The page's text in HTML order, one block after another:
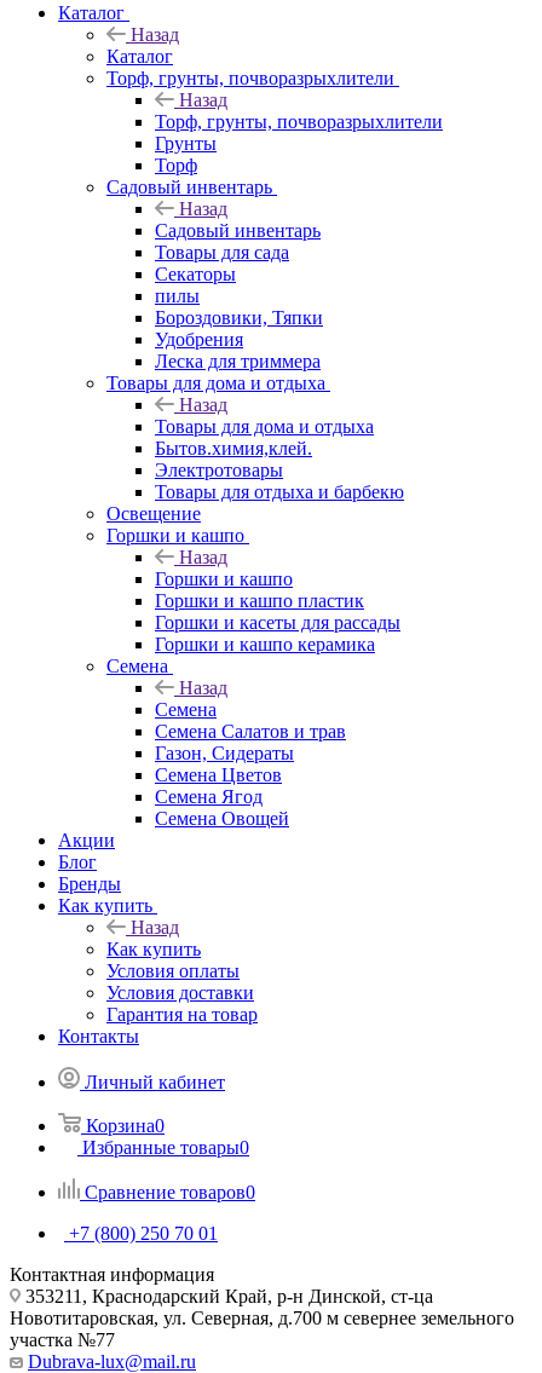
Каталог
Назад
Каталог
Торф, грунты, почворазрыхлители
Назад
Торф, грунты, почворазрыхлители
Грунты
Торф
Садовый инвентарь
Назад
Садовый инвентарь
Товары для сада
Секаторы
пилы
Бороздовики, Тяпки
Удобрения
Леска для триммера
Товары для дома и отдыха
Назад
Товары для дома и отдыха
Бытов.химия,клей.
Электротовары
Товары для отдыха и барбекю
Освещение
Горшки и кашпо
Назад
Горшки и кашпо
Горшки и кашпо пластик
Горшки и касеты для рассады
Горшки и кашпо керамика
Семена
Назад
Семена
Семена Салатов и трав
Газон, Сидераты
Семена Цветов
Семена Ягод
Семена Овощей
Акции
Блог
Бренды
Как купить
Назад
Как купить
Условия оплаты
Условия доставки
Гарантия на товар
Контакты
Личный кабинет
Корзина0
Избранные товары0
Сравнение товаров0
+7 (800) 250 70 01
Контактная информация
353211, Краснодарский Край, р-н Динской, ст-ца
Новотитаровская, ул. Северная, д.700 м севернее земельного
участка №77
Dubrava-lux@mail.ru